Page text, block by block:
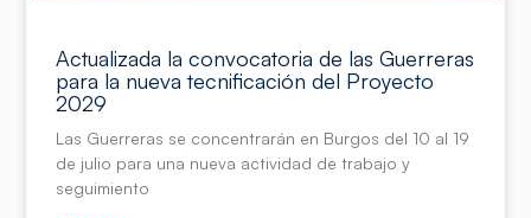
Actualizada la convocatoria de las Guerreras
para la nueva tecnificación del Proyecto
2029
Las Guerreras se concentrarán en Burgos del 10 al 19
de julio para una nueva actividad de trabajo y
seguimiento